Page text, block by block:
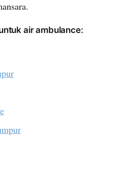
air ambulance: